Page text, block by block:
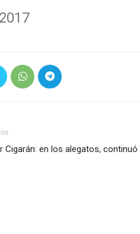
Cigarán: en los alegatos,